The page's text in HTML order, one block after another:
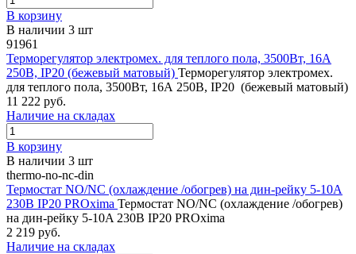
В корзину
В наличии 3 шт
91961
Терморегулятор электромех. для теплого пола, 3500Вт, 16А
250В, IP20 (бежевый матовый) Терморегулятор электромех.
для теплого пола, 3500Вт, 16А 250В, IP20 (бежевый матовый)
11 222 руб.
Наличие на складах
В корзину
В наличии 3 шт
thermo-no-nc-din
Термостат NO/NC (охлаждение /обогрев) на дин-рейку 5-10A
230В IP20 PROxima Термостат NO/NC (охлаждение /обогрев)
на дин-рейку 5-10A 230В IP20 PROxima
2 219 руб.
Наличие на складах